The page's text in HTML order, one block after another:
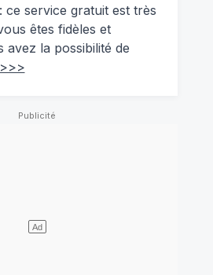
ce service gratuit est très
êtes fidèles et
avez la possibilité de